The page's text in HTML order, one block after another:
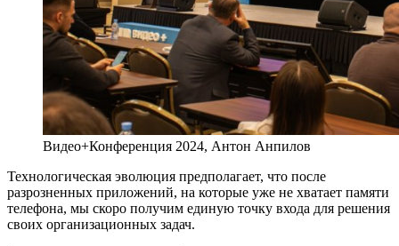
Видео+Конференция 2024, Антон Анпилов
Технологическая эволюция предполагает, что после
разрозненных приложений, на которые уже не хватает памяти
телефона, мы скоро получим единую точку входа для решения
своих организационных задач.